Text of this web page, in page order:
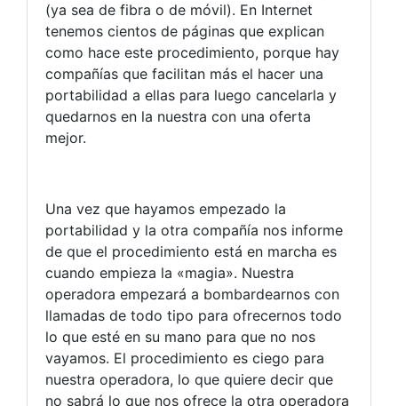
(ya sea de fibra o de móvil). En Internet
tenemos cientos de páginas que explican
como hace este procedimiento, porque hay
compañías que facilitan más el hacer una
portabilidad a ellas para luego cancelarla y
quedarnos en la nuestra con una oferta
mejor.
Una vez que hayamos empezado la
portabilidad y la otra compañía nos informe
de que el procedimiento está en marcha es
cuando empieza la «magia». Nuestra
operadora empezará a bombardearnos con
llamadas de todo tipo para ofrecernos todo
lo que esté en su mano para que no nos
vayamos. El procedimiento es ciego para
nuestra operadora, lo que quiere decir que
no sabrá lo que nos ofrece la otra operadora